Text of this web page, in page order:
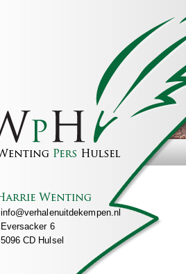
info@verhalenuitdekempen.nl
Eversacker 6
5096 CD Hulsel